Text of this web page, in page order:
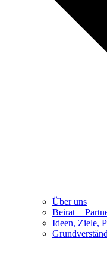
Über uns
Beirat +
Ideen, Ziele,